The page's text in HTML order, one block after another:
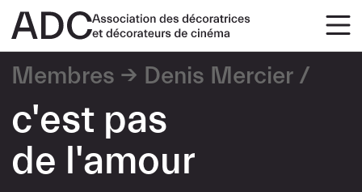
Membres Denis Mercier
c'est pas
de l'amour